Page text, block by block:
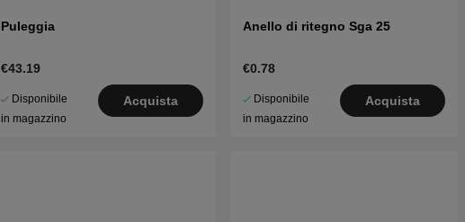
Puleggia
€43.19
Disponibile
in magazzino
Acquista
Anello di ritegno Sga 25
€0.78
Disponibile
in magazzino
Acquista